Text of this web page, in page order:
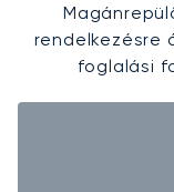
rendelkezésre
foglalási